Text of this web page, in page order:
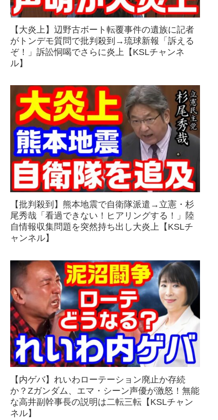
【大炎上】辺野古ボート転覆事件の遺族に記者
がトンデモ質問で批判殺到→琉球新報「訴える
ぞ！」訴訟恫喝でさらに炎上【KSLチャンネ
ル】
【批判殺到】熊本地震で自衛隊派遣→立憲・杉
尾秀哉「看過できない！ヒアリングする！」陸
自情報収集問題を突然持ち出し大炎上【KSLチ
ャンネル】
【内ゲバ】れいわローテーション廃止か存続
か？Zガンダム、エマ・シーン声優が激怒！無能
な高井副幹事長の説明は二転三転【KSLチャン
ネル】